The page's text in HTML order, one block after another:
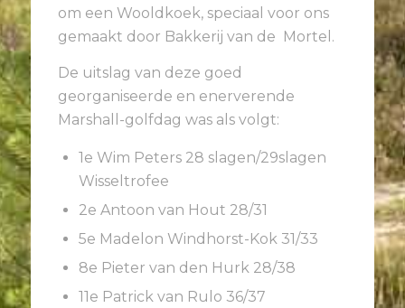
om een Wooldkoek, speciaal voor ons
gemaakt door Bakkerij van de Mortel.
De uitslag van deze goed
georganiseerde en enerverende
Marshall-golfdag was als volgt:
1e Wim Peters 28 slagen/29slagen
Wisseltrofee
2e Antoon van Hout 28/31
5e Madelon Windhorst-Kok 31/33
8e Pieter van den Hurk 28/38
11e Patrick van Rulo 36/37